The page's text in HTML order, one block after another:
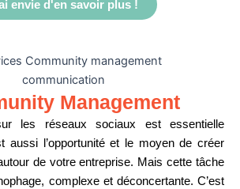
envie d'en savoir plus !
Management
les réseaux sociaux est essentielle
aussi l’opportunité et le moyen de créer
de votre entreprise. Mais cette tâche
complexe et déconcertante. C’est